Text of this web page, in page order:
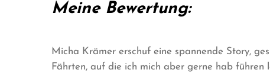
Meine Bewertung:
Micha Krämer erschuf eine spannende Story,
Fährten, auf die ich mich aber gerne hab führen